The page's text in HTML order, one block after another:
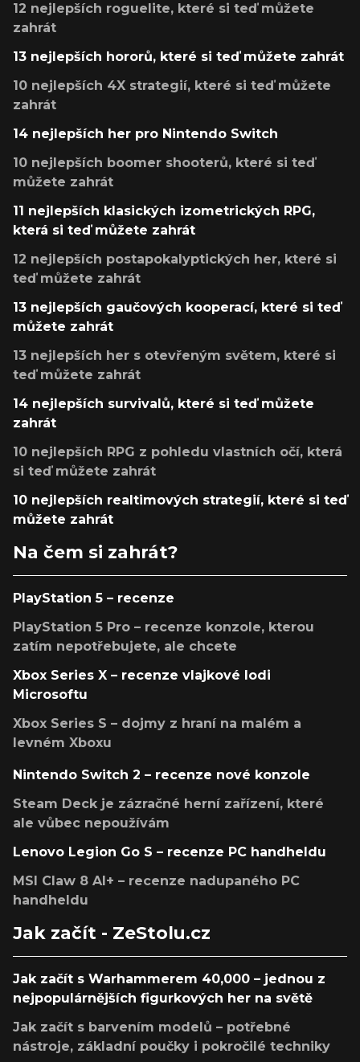
12 nejlepších roguelite, které si teď můžete
zahrát
13 nejlepších hororů, které si teď můžete zahrát
10 nejlepších 4X strategií, které si teď můžete
zahrát
14 nejlepších her pro Nintendo Switch
10 nejlepších boomer shooterů, které si teď
můžete zahrát
11 nejlepších klasických izometrických RPG,
která si teď můžete zahrát
12 nejlepších postapokalyptických her, které si
teď můžete zahrát
13 nejlepších gaučových kooperací, které si teď
můžete zahrát
13 nejlepších her s otevřeným světem, které si
teď můžete zahrát
14 nejlepších survivalů, které si teď můžete
zahrát
10 nejlepších RPG z pohledu vlastních očí, která
si teď můžete zahrát
10 nejlepších realtimových strategií, které si teď
můžete zahrát
Na čem si zahrát?
PlayStation 5 – recenze
PlayStation 5 Pro – recenze konzole, kterou
zatím nepotřebujete, ale chcete
Xbox Series X – recenze vlajkové lodi
Microsoftu
Xbox Series S – dojmy z hraní na malém a
levném Xboxu
Nintendo Switch 2 – recenze nové konzole
Steam Deck je zázračné herní zařízení, které
ale vůbec nepoužívám
Lenovo Legion Go S – recenze PC handheldu
MSI Claw 8 AI+ – recenze nadupaného PC
handheldu
Jak začít - ZeStolu.cz
Jak začít s Warhammerem 40,000 – jednou z
nejpopulárnějších figurkových her na světě
Jak začít s barvením modelů – potřebné
nástroje, základní poučky i pokročilé techniky